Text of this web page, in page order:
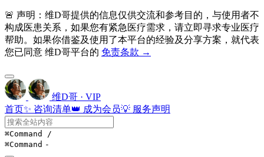
🚨 声明：维D哥提供的信息仅供交流和参考目的，与使用者不
构成医患关系，如果您有紧急医疗需求，请立即寻求专业医疗
帮助。如果你借鉴及使用了本平台的经验及分享方案，就代表
您已同意 维D哥平台的 免责条款 →
维D哥 · VIP
首页✨ 咨询清单👑 成为会员💡 服务声明
⌘Command /
⌘Command -